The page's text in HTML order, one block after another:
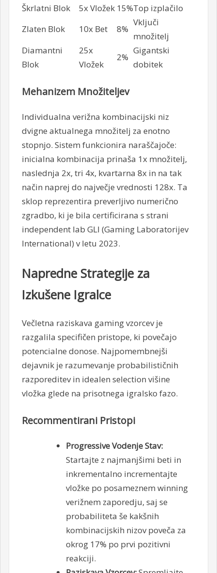
Škrlatni Blok
5x Vložek 15%Top izplačilo
Zlaten Blok
10x Bet 8%
Vključi
množitelj
Diamantni
Blok
25x
Vložek
2%
Gigantski
dobitek
Mehanizem Množiteljev
Individualna verižna kombinacijski niz
dvigne aktualnega množitelj za enotno
stopnjo. Sistem funkcionira naraščajoče:
inicialna kombinacija prinaša 1x množitelj,
naslednja 2x, tri 4x, kvartarna 8x in na tak
način naprej do največje vrednosti 128x. Ta
sklop reprezentira preverljivo numerično
zgradbo, ki je bila certificirana s strani
independent lab GLI (Gaming Laboratorijev
International) v letu 2023.
Napredne Strategije za
Izkušene Igralce
Večletna raziskava gaming vzorcev je
razgalila specifičen pristope, ki povečajo
potencialne donose. Najpomembnejši
dejavnik je razumevanje probabilističnih
razporeditev in idealen selection višine
vložka glede na prisotnega igralsko fazo.
Recommentirani Pristopi
Progressive Vodenje Stav:
Startajte z najmanjšimi beti in
inkrementalno incrementajte
vložke po posameznem winning
verižnem zaporedju, saj se
probabiliteta še kakšnih
kombinacijskih nizov poveča za
okrog 17% po prvi pozitivni
reakciji.